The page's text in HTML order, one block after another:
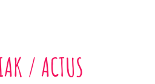
/ ACTUS